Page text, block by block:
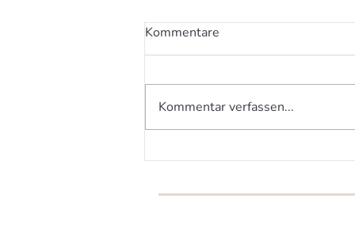
„Eine feste Wand ist halt
Kommentare
Kommentar verfassen...